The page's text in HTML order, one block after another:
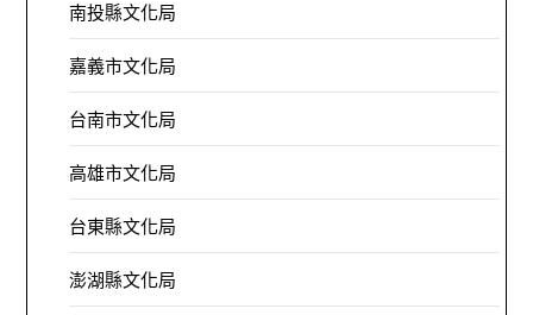
南投縣文化局
嘉義市文化局
台南市文化局
高雄市文化局
台東縣文化局
澎湖縣文化局